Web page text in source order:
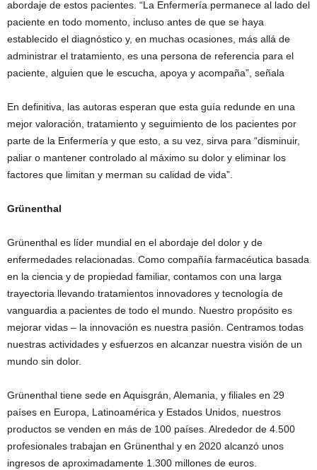
abordaje de estos pacientes. “La Enfermería permanece al lado del
paciente en todo momento, incluso antes de que se haya
establecido el diagnóstico y, en muchas ocasiones, más allá de
administrar el tratamiento, es una persona de referencia para el
paciente, alguien que le escucha, apoya y acompaña”, señala
En definitiva, las autoras esperan que esta guía redunde en una
mejor valoración, tratamiento y seguimiento de los pacientes por
parte de la Enfermería y que esto, a su vez, sirva para “disminuir,
paliar o mantener controlado al máximo su dolor y eliminar los
factores que limitan y merman su calidad de vida”.
Grünenthal
Grünenthal es líder mundial en el abordaje del dolor y de
enfermedades relacionadas. Como compañía farmacéutica basada
en la ciencia y de propiedad familiar, contamos con una larga
trayectoria llevando tratamientos innovadores y tecnología de
vanguardia a pacientes de todo el mundo. Nuestro propósito es
mejorar vidas – la innovación es nuestra pasión. Centramos todas
nuestras actividades y esfuerzos en alcanzar nuestra visión de un
mundo sin dolor.
Grünenthal tiene sede en Aquisgrán, Alemania, y filiales en 29
países en Europa, Latinoamérica y Estados Unidos, nuestros
productos se venden en más de 100 países. Alrededor de 4.500
profesionales trabajan en Grünenthal y en 2020 alcanzó unos
ingresos de aproximadamente 1.300 millones de euros.